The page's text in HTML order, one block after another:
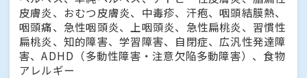
皮膚炎、おむつ皮膚炎、中毒疹、汗疱、咽頭結膜熱、
咽頭痛、急性咽頭炎、上咽頭炎、急性扁桃炎、習慣性
扁桃炎、知的障害、学習障害、自閉症、広汎性発達障
害、ADHD（多動性障害・注意欠陥多動障害）、食物
アレルギー